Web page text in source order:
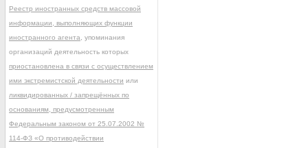
Реестр иностранных средств массовой
информации, выполняющих функции
иностранного агента , упоминания
организаций деятельность которых
приостановлена в связи с осуществлением
ими экстремистской деятельности или
ликвидированных / запрещённых по
основаниям, предусмотренным
Федеральным законом от 25.07.2002 №
114-ФЗ «О противодействии